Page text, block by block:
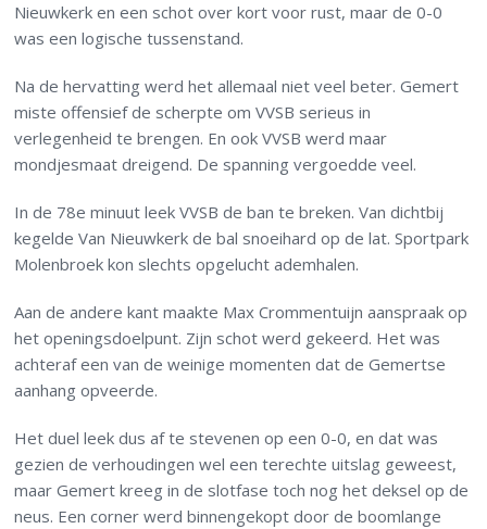
Nieuwkerk en een schot over kort voor rust, maar de 0-0
was een logische tussenstand.
Na de hervatting werd het allemaal niet veel beter. Gemert
miste offensief de scherpte om VVSB serieus in
verlegenheid te brengen. En ook VVSB werd maar
mondjesmaat dreigend. De spanning vergoedde veel.
In de 78e minuut leek VVSB de ban te breken. Van dichtbij
kegelde Van Nieuwkerk de bal snoeihard op de lat. Sportpark
Molenbroek kon slechts opgelucht ademhalen.
Aan de andere kant maakte Max Crommentuijn aanspraak op
het openingsdoelpunt. Zijn schot werd gekeerd. Het was
achteraf een van de weinige momenten dat de Gemertse
aanhang opveerde.
Het duel leek dus af te stevenen op een 0-0, en dat was
gezien de verhoudingen wel een terechte uitslag geweest,
maar Gemert kreeg in de slotfase toch nog het deksel op de
neus. Een corner werd binnengekopt door de boomlange